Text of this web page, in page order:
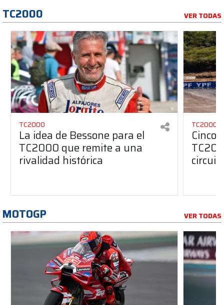
TC2000 VER TODAS
TC2000
La idea de Bessone para el
TC2000 que remite a una
rivalidad histórica
TC2000
Cinco
MOTOGP VER TODAS